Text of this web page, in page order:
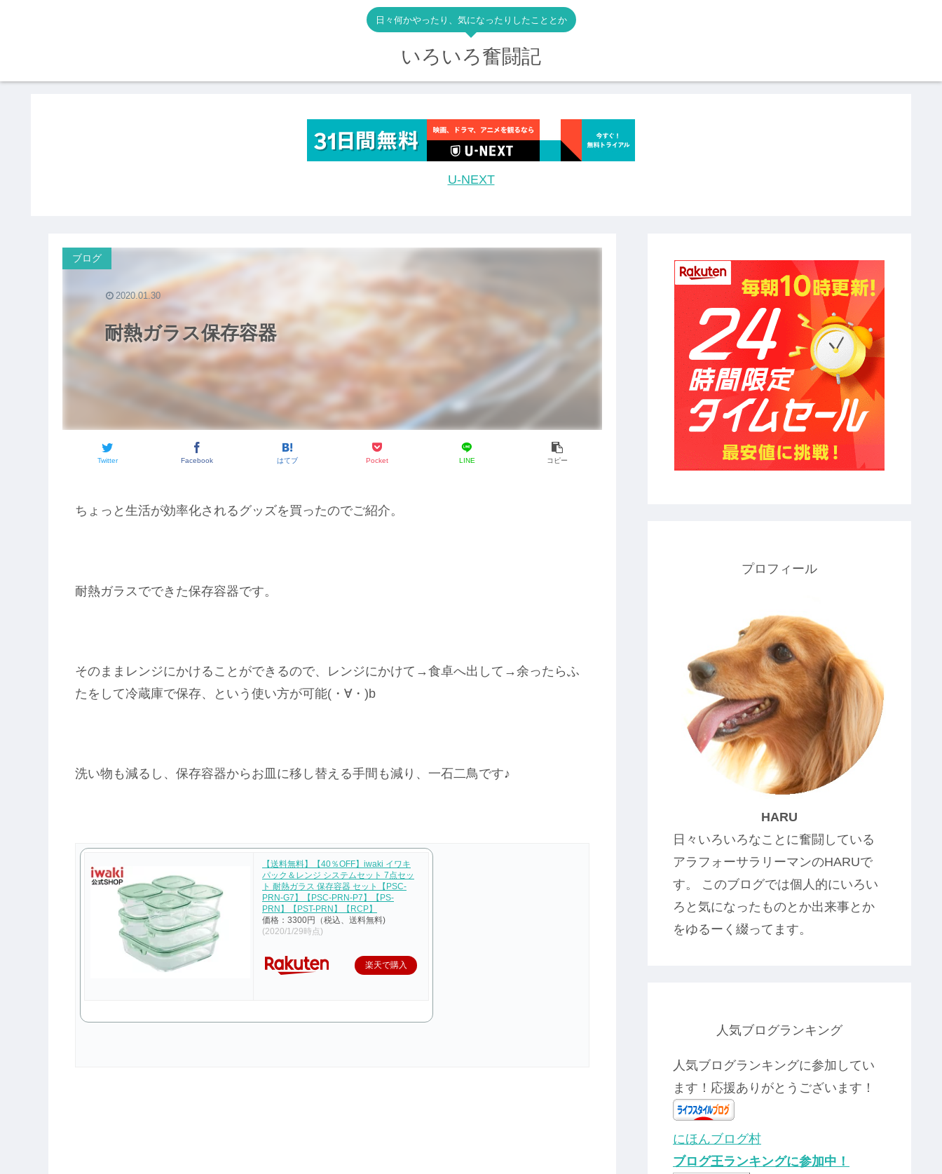
日々何かやったり、気になったりしたこととか
いろいろ奮闘記
U-NEXT
耐熱ガラス保存容器
ブログ
Twitter Facebook はてブ Pocket LINE コピー
2020.01.30
ちょっと生活が効率化されるグッズを買ったのでご紹介。
耐熱ガラスでできた保存容器です。
そのままレンジにかけることができるので、レンジにかけて→食卓へ出して→余ったらふ
たをして冷蔵庫で保存、という使い方が可能(・∀・)b
洗い物も減るし、保存容器からお皿に移し替える手間も減り、一石二鳥です♪
【送料無料】【40％OFF】iwaki イワキ
パック＆レンジ システムセット 7点セッ
ト 耐熱ガラス 保存容器 セット【PSC-
PRN-G7】【PSC-PRN-P7】【PS-
PRN】【PST-PRN】【RCP】
価格：3300円（税込、送料無料)
(2020/1/29時点)
楽天で購入
プロフィール
HARU
日々いろいろなことに奮闘している
アラフォーサラリーマンのHARUで
す。 このブログでは個人的にいろい
ろと気になったものとか出来事とか
をゆるーく綴ってます。
人気ブログランキング
人気ブログランキングに参加してい
ます！応援ありがとうございます！
にほんブログ村
ブログ王ランキングに参加中！